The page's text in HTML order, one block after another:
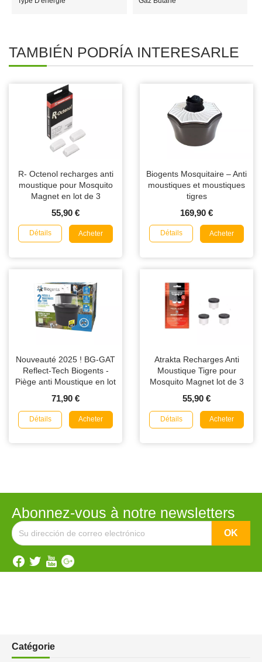
TAMBIÉN PODRÍA INTERESARLE
R- Octenol recharges anti
moustique pour Mosquito
Magnet en lot de 3
55,90 €
Détails Acheter
Biogents Mosquitaire – Anti
moustiques et moustiques
tigres
169,90 €
Détails Acheter
Nouveauté 2025 ! BG-GAT
Reflect-Tech Biogents -
Piège anti Moustique en lot
de 2
71,90 €
Détails Acheter
Atrakta Recharges Anti
Moustique Tigre pour
Mosquito Magnet lot de 3
55,90 €
Détails Acheter
Abonnez-vous à notre newsletters
Catégorie